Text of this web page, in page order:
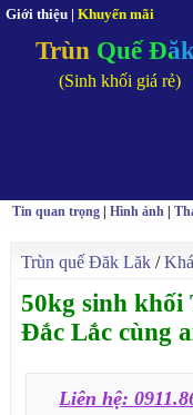
Giới thiệu | Khuyến mãi
Trùn Quế
(Sinh khối giá rẻ)
Tin quan trọng |Hình ảnh |
Trùn quế Đăk Lăk /
50kg sinh khối
Đắc Lắc cùng
Liên hệ: